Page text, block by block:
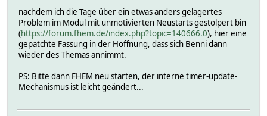
nachdem ich die Tage über ein etwas anders gelagertes
Problem im Modul mit unmotivierten Neustarts gestolpert bin
(https://forum.fhem.de/index.php?topic=140666.0), hier eine
gepatchte Fassung in der Hoffnung, dass sich Benni dann
wieder des Themas annimmt.
PS: Bitte dann FHEM neu starten, der interne timer-update-
Mechanismus ist leicht geändert...